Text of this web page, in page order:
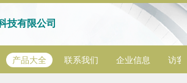
技有限公司
产品大全 联系我们 企业信息 访客